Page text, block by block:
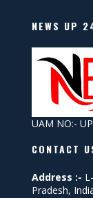
NEWS UP
UAM NO:-
CONTACT
Address :-
Pradesh,